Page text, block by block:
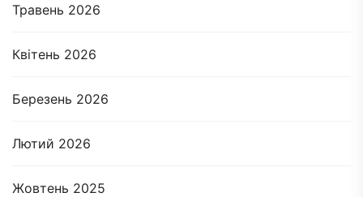
Травень 2026
Квітень 2026
Березень 2026
Лютий 2026
Жовтень 2025